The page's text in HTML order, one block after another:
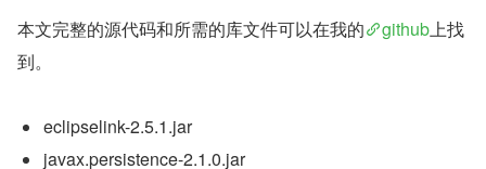
本文完整的源代码和所需的库文件可以在我的 github上找
到。
eclipselink-2.5.1.jar
javax.persistence-2.1.0.jar